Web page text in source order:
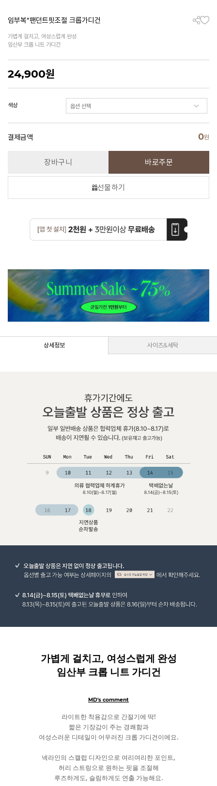
임부복*팬던트핏조절 크롭가디건
가볍게 걸치고, 여성스럽게 완성
임산부 크롭 니트 가디건
24,900원
색상
결제금액 0원
장바구니 바로주문
선물하기
상세정보 사이즈&세탁
가볍게 걸치고, 여성스럽게 완성
임산부 크롭 니트 가디건
MD's comment
라이트한 착용감으로 간절기에 딱!
짧은 기장감이 주는 경쾌함과
여성스러운 디테일이 어우러진 크롭 가디건이에요.
넥라인의 스캘럽 디자인으로 여리여리한 포인트,
허리 스트링으로 원하는 핏을 조절해
루즈하게도, 슬림하게도 연출 가능해요.